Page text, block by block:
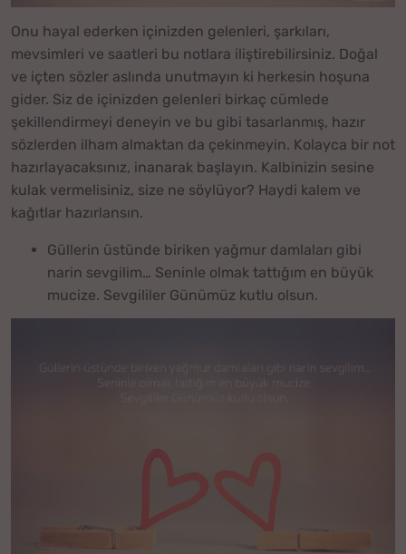
Onu hayal ederken içinizden gelenleri, şarkıları,
mevsimleri ve saatleri bu notlara iliştirebilirsiniz. Doğal
ve içten sözler aslında unutmayın ki herkesin hoşuna
gider. Siz de içinizden gelenleri birkaç cümlede
şekillendirmeyi deneyin ve bu gibi tasarlanmış, hazır
sözlerden ilham almaktan da çekinmeyin. Kolayca bir not
hazırlayacaksınız, inanarak başlayın. Kalbinizin sesine
kulak vermelisiniz, size ne söylüyor? Haydi kalem ve
kağıtlar hazırlansın.
Güllerin üstünde biriken yağmur damlaları gibi
narin sevgilim… Seninle olmak tattığım en büyük
mucize. Sevgililer Günümüz kutlu olsun.